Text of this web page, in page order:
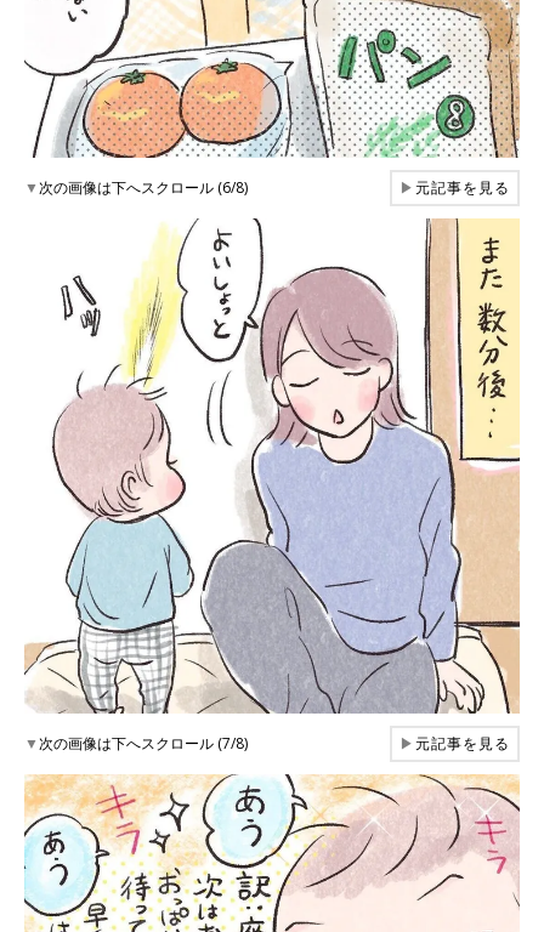
▼次の画像は下へスクロール (6/8) ▶元記事を見る
▼次の画像は下へスクロール (7/8) ▶元記事を見る